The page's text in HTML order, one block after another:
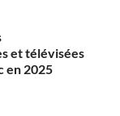
et télévisées
en 2025